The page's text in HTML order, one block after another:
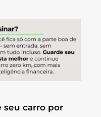
seu carro por